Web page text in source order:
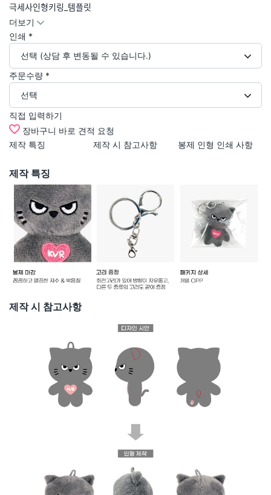
극세사인형키링_템플릿
더보기
인쇄 *
선택 (상담 후 변동될 수 있습니다.)
주문수량 *
선택
직접 입력하기
장바구니 바로 견적 요청
제작 특징
제작 시 참고사항 봉제 인형 인쇄 사항
제작 특징
제작 시 참고사항